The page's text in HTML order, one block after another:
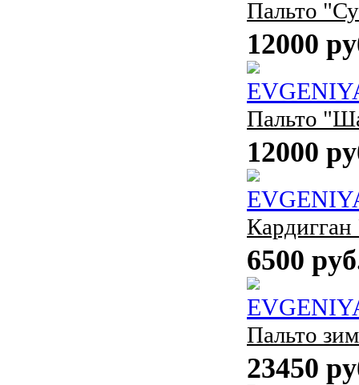
Пальто
12000
Пальто
12000
6500
Пальто
23450